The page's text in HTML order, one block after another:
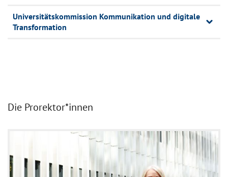
Universitätskommission Kommunikation und digitale
Transformation
Die Prorektor*innen